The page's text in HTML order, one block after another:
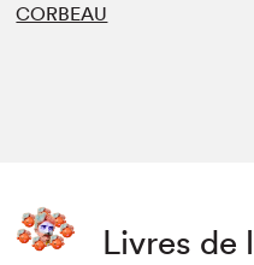
CORBEAU
Livres de